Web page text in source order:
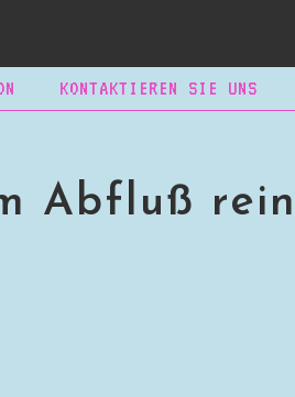
KONTAKTIEREN SIE UNS
Abfluß